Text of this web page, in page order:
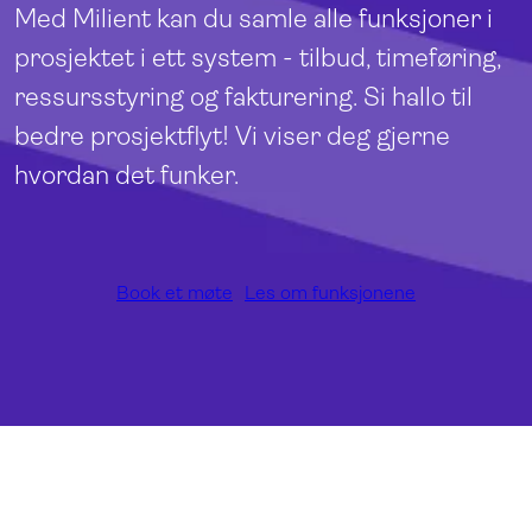
Med Milient kan du samle alle funksjoner i
prosjektet i ett system - tilbud, timeføring,
ressursstyring og fakturering. Si hallo til
bedre prosjektflyt! Vi viser deg gjerne
hvordan det funker.
Book et møte Les om funksjonene